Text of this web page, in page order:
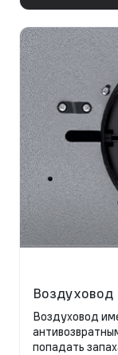
Воздуховод
Воздуховод
попадать